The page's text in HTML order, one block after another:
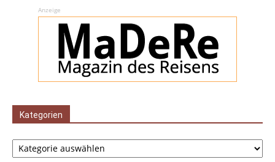
Anzeige
Kategorien
Kategorien